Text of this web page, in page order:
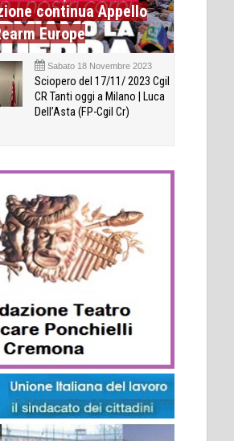
continua Appello
Europe
Sabato 18 Novembre 2023
Sciopero del 17/11/ 2023 Cgil
CR Tanti oggi a Milano | Luca
Dell’Asta (FP-Cgil Cr)